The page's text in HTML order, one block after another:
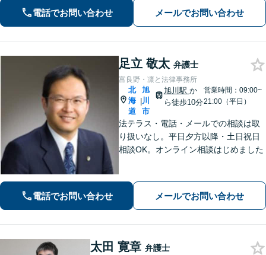
くりお伺いすること。お気軽にご相談
ください【初回40分無料相談】
電話でお問い合わせ メールでお問い合わせ
足立 敬太 弁護士
富良野・凛と法律事務所
北
海
道
|
旭
川
市
旭川駅 か
ら徒歩10分
営業時間：09:00~
21:00（平日）
法テラス・電話・メールでの相談は取
り扱いなし。平日夕方以降・土日祝日
相談OK。オンライン相談はじめました
電話でお問い合わせ メールでお問い合わせ
太田 寛章 弁護士